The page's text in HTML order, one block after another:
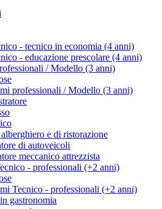
- tecnico in economia (4 anni)
- educazione prescolare (4 anni)
/ Modello (3 anni)
professionali / Modello (3 anni)
e di ristorazione
di autoveicoli
meccanico attrezzista
- professionali (+2 anni)
Tecnico - professionali (+2 anni)
gastronomia